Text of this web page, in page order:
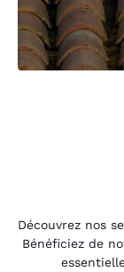
Découvrez nos
Bénéficiez de